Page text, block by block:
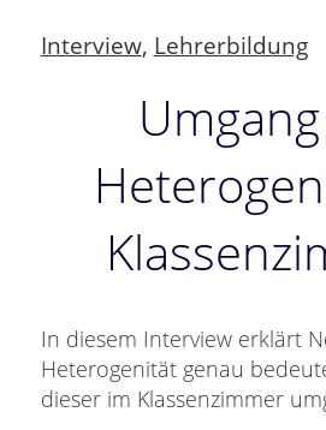
Interview, Lehrerbildung
In diesem Interview erklärt
Heterogenität genau
dieser im Klassenzimmer